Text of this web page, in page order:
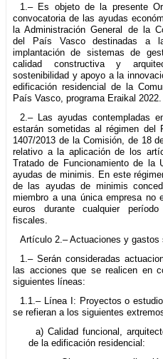
1.– Es objeto de la presente
convocatoria de las ayudas
la Administración General de la
del País Vasco destinadas a
implantación de sistemas de
calidad constructiva y
sostenibilidad y apoyo a la
edificación residencial de la
País Vasco, programa Eraikal 2022.
2.– Las ayudas contempladas
estarán sometidas al régimen del
1407/2013 de la Comisión, de 18
relativo a la aplicación de los
Tratado de Funcionamiento de la
ayudas de minimis. En este
de las ayudas de minimis
miembro a una única empresa no
euros durante cualquier
fiscales.
Artículo 2.– Actuaciones y gastos
1.– Serán consideradas
las acciones que se realicen en
siguientes líneas:
1.1.– Línea I: Proyectos o
se refieran a los siguientes
a) Calidad funcional,
de la edificación residencial: